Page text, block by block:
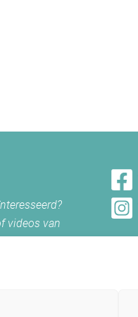
videos van